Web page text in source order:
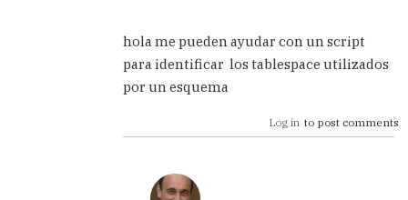
reply
Has
de
usuarios
hola me pueden ayudar con un script
para identificar los tablespace utilizados
por un esquema
Log in to post comments